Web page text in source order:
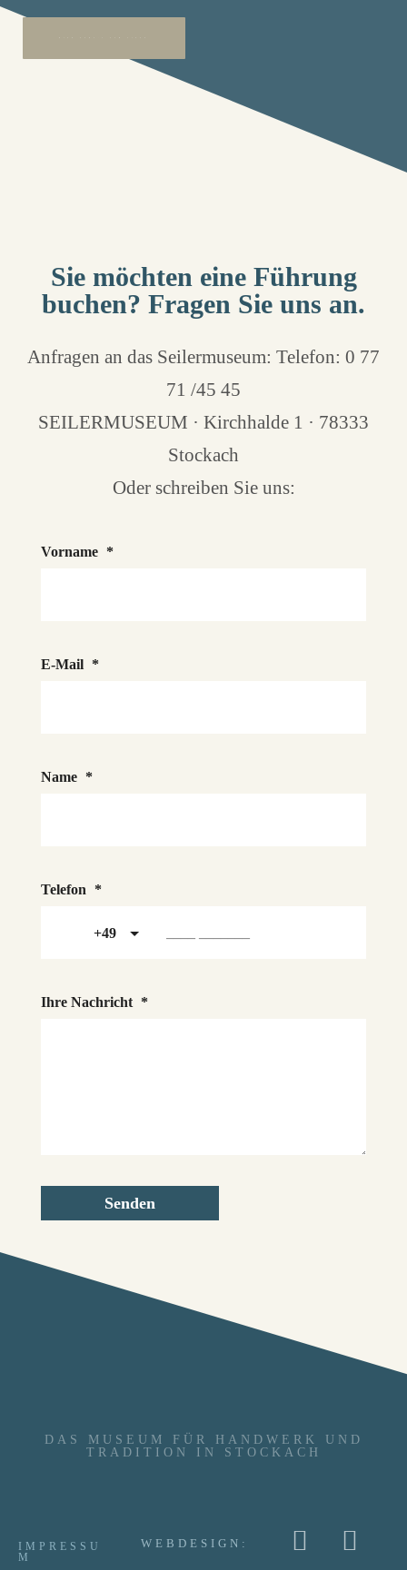
Sie möchten eine Führung
buchen? Fragen Sie uns an.
Anfragen an das Seilermuseum: Telefon: 0 77
71 /45 45
SEILERMUSEUM · Kirchhalde 1 · 78333
Stockach
Oder schreiben Sie uns:
Vorname *
E-Mail *
Name *
Telefon *
+49
Ihre Nachricht *
Senden
DAS MUSEUM FÜR HANDWERK UND
TRADITION IN STOCKACH
IMPRESSU
M
WEBDESIGN: